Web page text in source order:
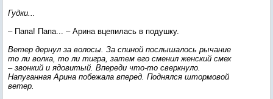
Гудки...
– Папа! Папа... – Арина вцепилась в подушку.
Ветер дернул за волосы. За спиной послышалось рычание
то ли волка, то ли тигра, затем его сменил женский смех
– звонкий и ядовитый. Впереди что-то сверкнуло.
Напуганная Арина побежала вперед. Поднялся штормовой
ветер.